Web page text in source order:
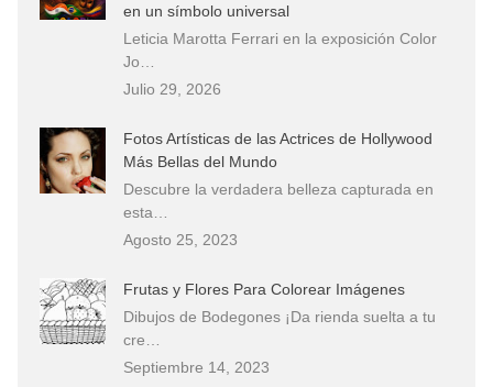
en un símbolo universal
Leticia Marotta Ferrari en la exposición Color
Jo…
Julio 29, 2026
Fotos Artísticas de las Actrices de Hollywood
Más Bellas del Mundo
Descubre la verdadera belleza capturada en
esta…
Agosto 25, 2023
Frutas y Flores Para Colorear Imágenes
Dibujos de Bodegones ¡Da rienda suelta a tu
cre…
Septiembre 14, 2023